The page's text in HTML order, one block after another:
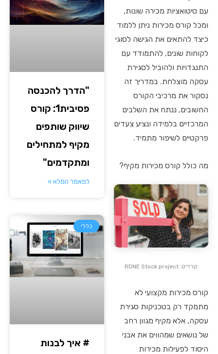
עם סיטואציות מכירה שונות,
ומכל קורס מכירות ניתן ללמוד
כיצד להתאים את הגישה לסוגי
לקוחות שונים, להתמודד עם
התנגדויות ולהוביל לסגירת
עסקה מוצלחת. במדריך זה
נסקור את מרכיבי הקורס
החשובים, ננתח את השלבים
המרכזיים בלמידה ונציע צעדים
פרקטיים לשיפור מתמיד.
מה כולל קורס מכירות מקיף?
קרדיט: RDNE Stock project
קורס מכירות מקצועי לא
מתמקד רק בטכניקות סגירת
עסקה, אלא מקיף מגוון רחב
של נושאים שמהווים את אבני
היסוד לפעילות מכירות
"הדרך להכנסה
פסיבית1: קורס
שיווק שותפים
מקיף למתחילים
ומתקדמים"
למאמר המלא »
כללי
# איך לבנות